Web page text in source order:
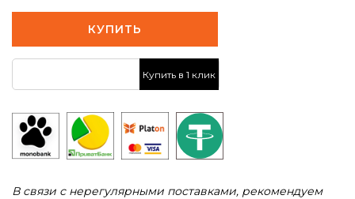
КУПИТЬ
Купить в 1 клик
В связи с нерегулярными поставками, рекомендуем